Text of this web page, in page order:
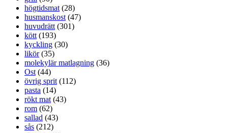
högtidsmat (28)
husmanskost (47)
huvudrätt (301)
kött (193)
kyckling (30)
likör(35)
molekylär matlagning (36)
Ost (44)
övrig sprit (112)
pasta (14)
rökt mat (43)
rom (62)
sallad (43)
sås (212)